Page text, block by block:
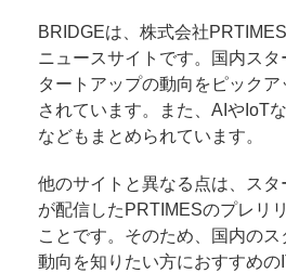
BRIDGEは、株式会社
ニュースサイトです。国内ス
タートアップの動向をピック
されています。また、AIやIoT
などもまとめられています。
他のサイトと異なる点は、ス
が配信したPRTIMESのプレリ
ことです。そのため、国内の
動向を知りたい方におすすめの